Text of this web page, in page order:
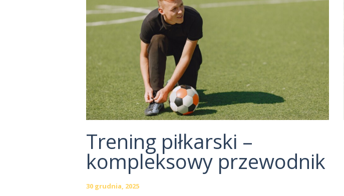
Trening piłkarski –
kompleksowy przewodnik
30 grudnia, 2025